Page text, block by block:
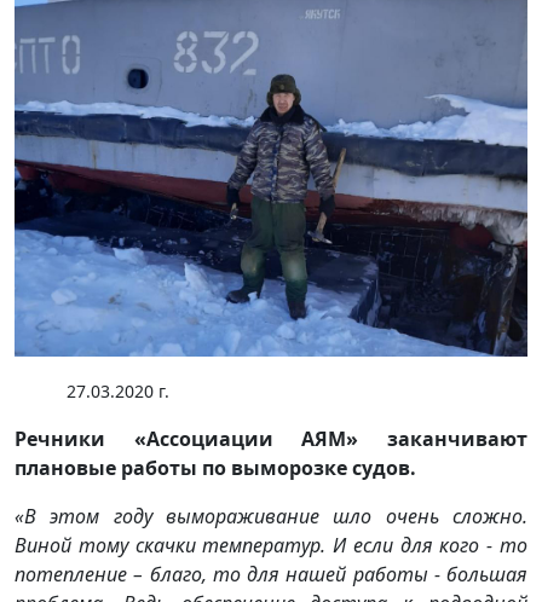
27.03.2020 г.
Речники «Ассоциации АЯМ» заканчивают
плановые работы по выморозке судов.
«В этом году вымораживание шло очень сложно.
Виной тому скачки температур. И если для кого - то
потепление – благо, то для нашей работы - большая